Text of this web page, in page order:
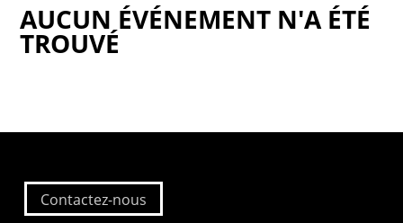
AUCUN ÉVÉNEMENT N'A ÉTÉ
TROUVÉ
Contactez-nous